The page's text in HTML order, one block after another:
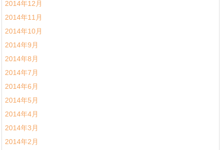
2014年12月
2014年11月
2014年10月
2014年9月
2014年8月
2014年7月
2014年6月
2014年5月
2014年4月
2014年3月
2014年2月